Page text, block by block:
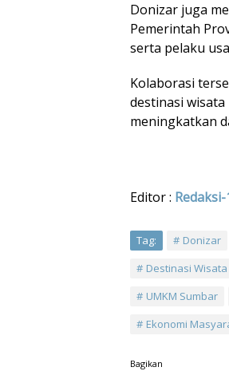
Donizar juga
Pemerintah
serta pelaku
Kolaborasi
destinasi
meningkatkan
Editor : Redaksi-
Tag: Donizar
Destinasi Wisata
UMKM Sumbar
Ekonomi
Bagikan